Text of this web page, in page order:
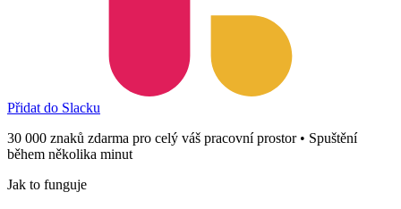
Přidat do Slacku
30 000 znaků zdarma pro celý váš pracovní prostor • Spuštění
během několika minut
Jak to funguje